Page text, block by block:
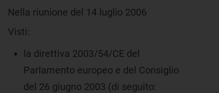
Nella riunione del 14 luglio 2006
Visti:
la direttiva 2003/54/CE del
Parlamento europeo e del Consiglio
del 26 giugno 2003 (di seguito: